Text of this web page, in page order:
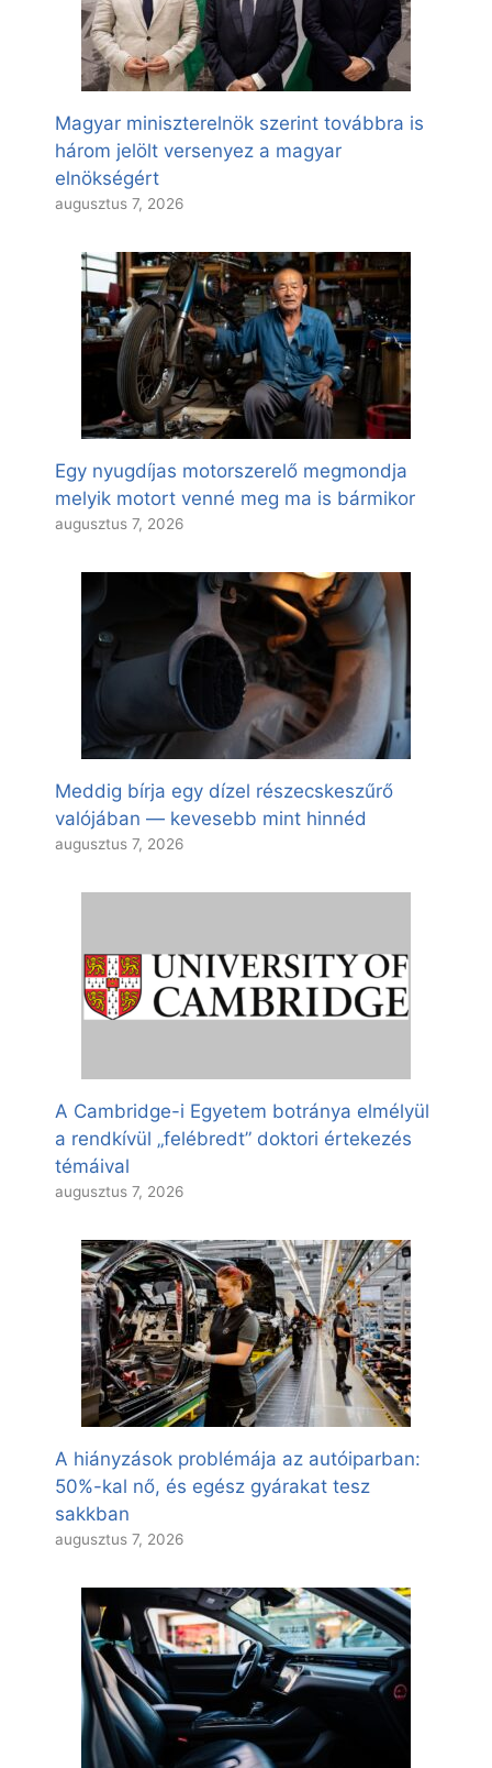
Magyar miniszterelnök szerint továbbra is
három jelölt versenyez a magyar
elnökségért
augusztus 7, 2026
Egy nyugdíjas motorszerelő megmondja
melyik motort venné meg ma is bármikor
augusztus 7, 2026
Meddig bírja egy dízel részecskeszűrő
valójában — kevesebb mint hinnéd
augusztus 7, 2026
A Cambridge-i Egyetem botránya elmélyül
a rendkívül „felébredt” doktori értekezés
témáival
augusztus 7, 2026
A hiányzások problémája az autóiparban:
50%-kal nő, és egész gyárakat tesz
sakkban
augusztus 7, 2026